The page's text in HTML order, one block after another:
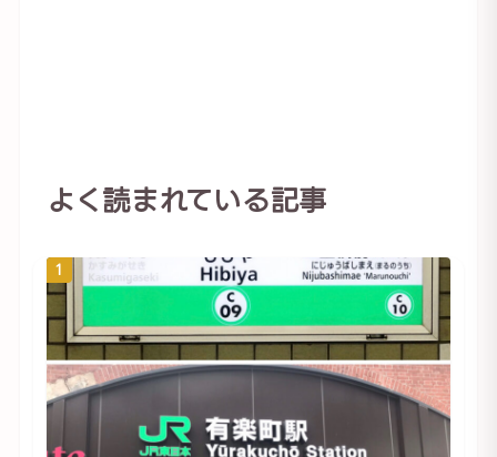
よく読まれている記事
1